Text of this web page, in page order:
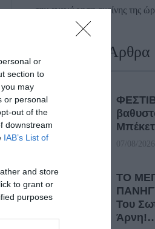
or
section to
may
or personal
out of the
downstream
IAB’s List of
and store
to grant or
purposes
την αναχώρηση εκείνης της
Πρόσφατα Άρθρα
Μπέκετ
07/08/2026
ΤΟ
Του